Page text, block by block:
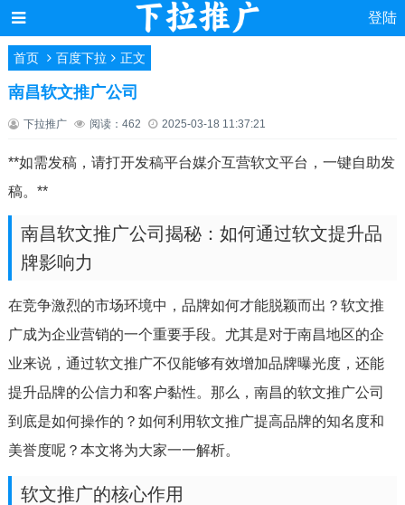
登陆
首页 百度下拉 正文
南昌软文推广公司
下拉推广 阅读：462 2025-03-18 11:37:21
**如需发稿，请打开发稿平台媒介互营软文平台，一键自助发
稿。**
南昌软文推广公司揭秘：如何通过软文提升品
牌影响力
在竞争激烈的市场环境中，品牌如何才能脱颖而出？软文推
广成为企业营销的一个重要手段。尤其是对于南昌地区的企
业来说，通过软文推广不仅能够有效增加品牌曝光度，还能
提升品牌的公信力和客户黏性。那么，南昌的软文推广公司
到底是如何操作的？如何利用软文推广提高品牌的知名度和
美誉度呢？本文将为大家一一解析。
软文推广的核心作用